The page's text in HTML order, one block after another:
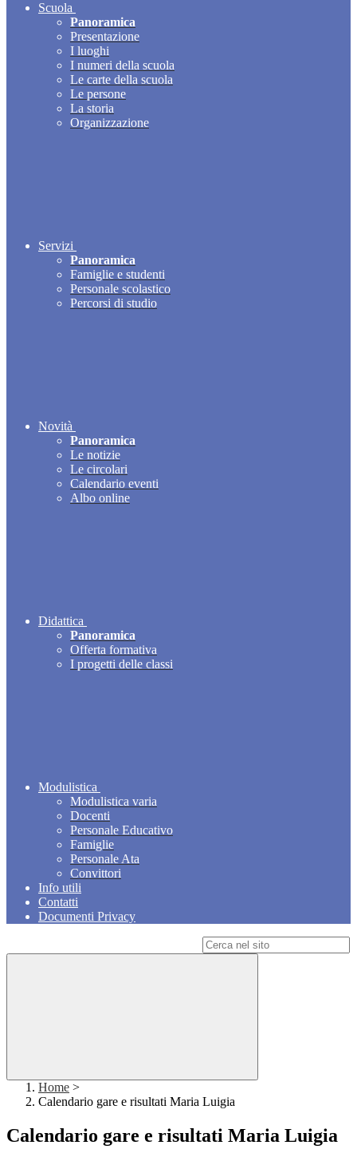
Scuola
Panoramica
Presentazione
I luoghi
I numeri della scuola
Le carte della scuola
Le persone
La storia
Organizzazione
Servizi
Panoramica
Famiglie e studenti
Personale scolastico
Percorsi di studio
Novità
Panoramica
Le notizie
Le circolari
Calendario eventi
Albo online
Didattica
Panoramica
Offerta formativa
I progetti delle classi
Modulistica
Modulistica varia
Docenti
Personale Educativo
Famiglie
Personale Ata
Convittori
Info utili
Contatti
Documenti Privacy
Home >
Calendario gare e risultati Maria Luigia
Calendario gare e risultati Maria Luigia